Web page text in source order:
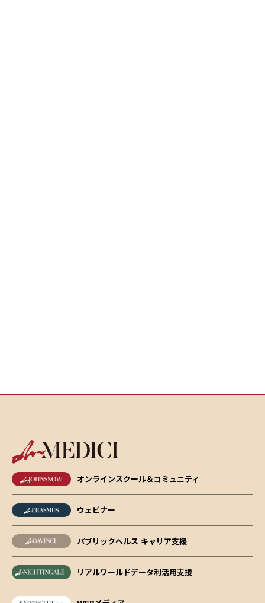
オンラインスクール＆コミュニティ
ウェビナー
パブリックヘルス キャリア支援
リアルワールドデータ利活用支援